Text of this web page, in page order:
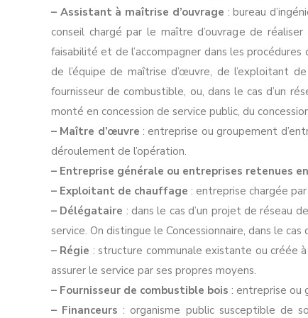
– Assistant à maîtrise d’ouvrage : bureau
conseil chargé par le maître d’ouvrage de
faisabilité et de l’accompagner dans les procédures
de l’équipe de maîtrise d’œuvre, de l’exploitant
fournisseur de combustible, ou, dans le cas d’un
monté en concession de service public, du
– Maître d’œuvre : entreprise ou groupement
déroulement de l’opération.
– Entreprise générale ou entreprises retenues
– Exploitant de chauffage : entreprise chargée
– Délégataire : dans le cas d’un projet de réseau
service. On distingue le Concessionnaire, dans le
– Régie : structure communale existante ou créée
assurer le service par ses propres moyens.
– Fournisseur de combustible bois : entreprise ou
– Financeurs: organisme public susceptible de